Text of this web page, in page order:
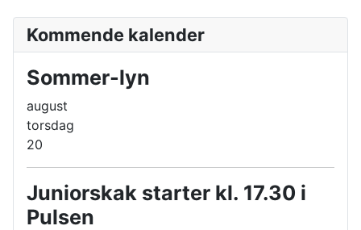
Kommende kalender
Sommer-lyn
august
torsdag
20
Juniorskak starter kl. 17.30 i
Pulsen